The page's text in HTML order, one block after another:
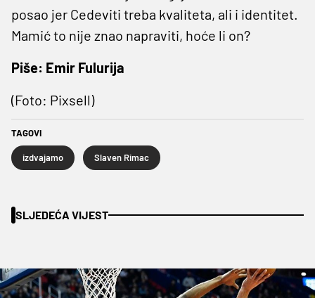
posao jer Cedeviti treba kvaliteta, ali i identitet.
Mamić to nije znao napraviti, hoće li on?
Piše: Emir Fulurija
(Foto: Pixsell)
TAGOVI
izdvajamo Slaven Rimac
SLJEDEĆA VIJEST